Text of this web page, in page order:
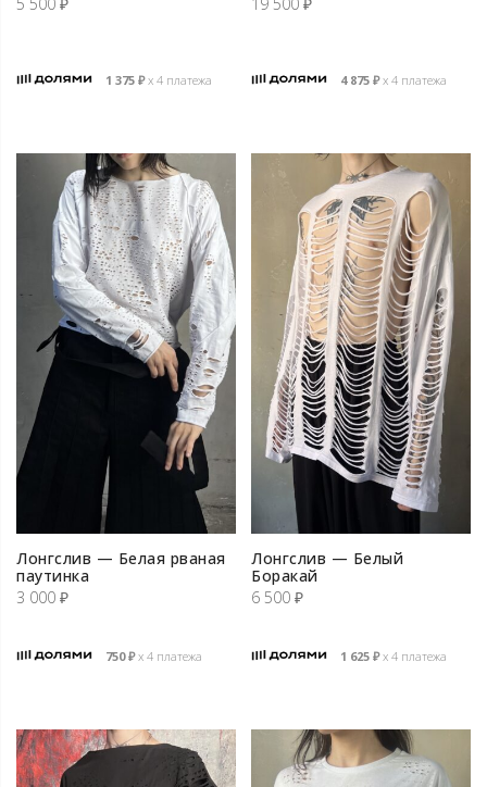
1 375 ₽х 4 платежа 4 875 ₽х 4 платежа
Лонгслив — Белая рваная
паутинка
3 000 ₽
750₽х 4 платежа
Лонгслив — Белый
Боракай
6 500 ₽
1 625 ₽х 4 платежа